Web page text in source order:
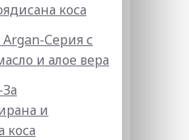
коса
Серия с
и алое вера
и
коса